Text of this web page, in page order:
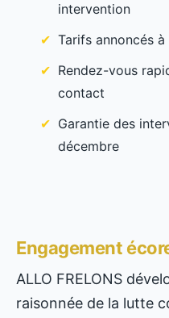
intervention
Tarifs annoncés à
Rendez-vous
contact
Garantie des
décembre
Engagement
ALLO FRELONS
raisonnée de la lutte